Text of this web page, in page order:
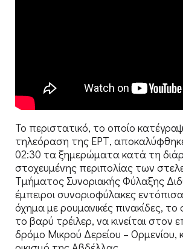
Το περιστατικό, το οποίο
τηλεόραση της ΕΡΤ,
02:30 τα ξημερώματα κατά τη
στοχευμένης περιπολίας των
Τμήματος Συνοριακής Φύλαξης
έμπειροι συνοριοφύλακες
όχημα με ρουμανικές πινακίδες, το
το βαρύ τρέιλερ, να κινείται στον
δρόμο Μικρού Δερείου – Ορμενίου,